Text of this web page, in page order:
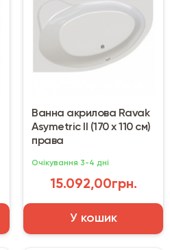
Ванна акрилова Ravak
Asymetric II (170 х 110 см)
права
Очікування 3-4 дні
15.092,00грн.
У кошик